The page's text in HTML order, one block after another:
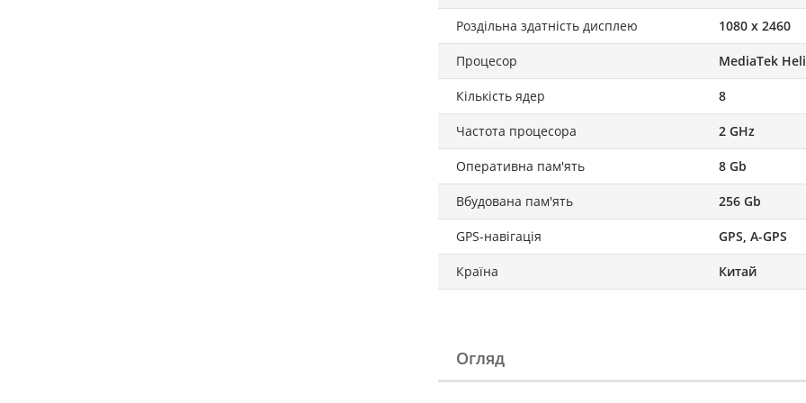
Роздільна здатність дисплею 1080 x 2460
Процесор MediaTek
Кількість ядер 8
Частота процесора 2 GHz
Оперативна пам'ять 8 Gb
Вбудована пам'ять 256 Gb
GPS-навігація GPS, A-GPS
Країна Китай
Огляд